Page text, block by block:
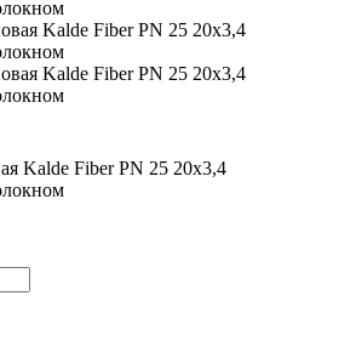
Kalde Fiber PN 25 20х3,4